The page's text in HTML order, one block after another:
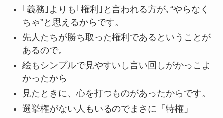
｢義務｣よりも｢権利｣と言われる方が､“やらなく
ちゃ”と思えるからです。
先人たちが勝ち取った権利であるということが
あるので。
絵もシンプルで見やすいし言い回しがかっこよ
かったから
見たときに、心を打つものがあったからです。
選挙権がない人もいるのでまさに「特権」